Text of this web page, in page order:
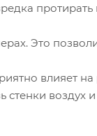
протирать
Это
влияет на
стенки воздух